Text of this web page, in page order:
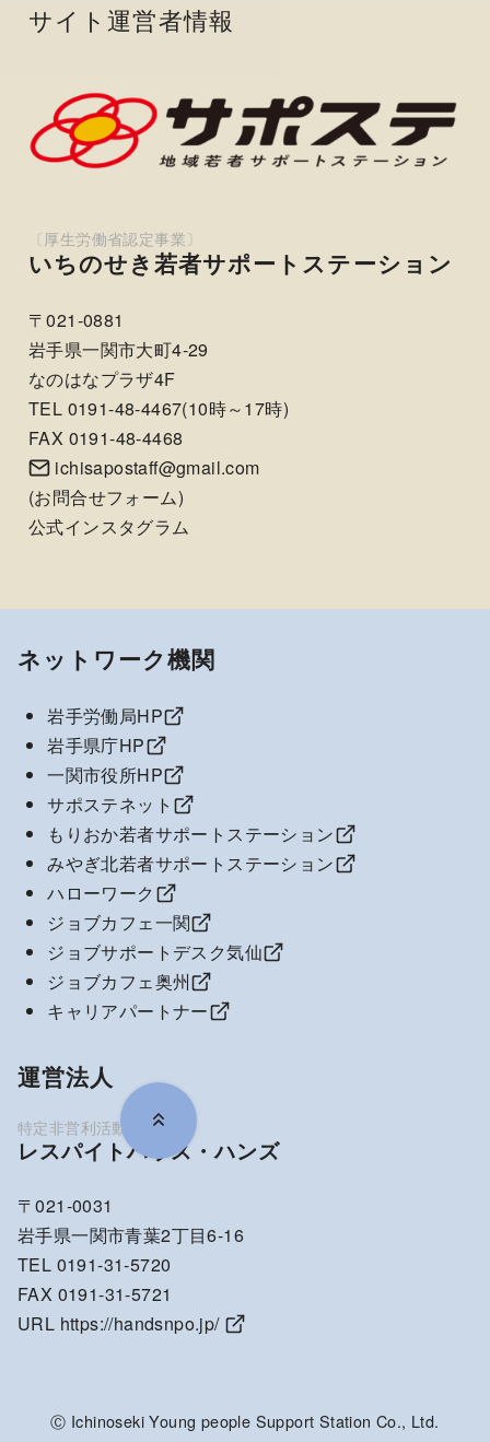
サイト運営者情報
いちのせき若者サポートステーション
〒021-0881
岩手県一関市大町4-29
なのはなプラザ4F
TEL 0191-48-4467(10時～17時)
FAX 0191-48-4468
ichisapostaff@gmail.com
(お問合せフォーム)
公式インスタグラム
ネットワーク機関
岩手労働局HP
岩手県庁HP
一関市役所HP
サポステネット
もりおか若者サポートステーション
みやぎ北若者サポートステーション
ハローワーク
ジョブカフェ一関
ジョブサポートデスク気仙
ジョブカフェ奥州
キャリアパートナー
運営法人
レスパイトハウス・ハンズ
〒021-0031
岩手県一関市青葉2丁目6-16
TEL 0191-31-5720
FAX 0191-31-5721
URL https://handsnpo.jp/
Ⓒ Ichinoseki Young people Support Station Co., Ltd.